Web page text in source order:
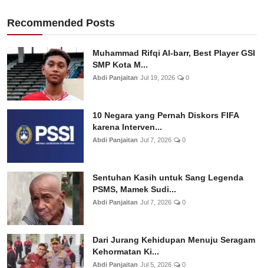
Recommended Posts
Muhammad Rifqi Al-barr, Best Player GSI
SMP Kota M...
Abdi Panjaitan Jul 19, 2026 0
10 Negara yang Pernah Diskors FIFA
karena Interven...
Abdi Panjaitan Jul 7, 2026 0
Sentuhan Kasih untuk Sang Legenda
PSMS, Mamek Sudi...
Abdi Panjaitan Jul 7, 2026 0
Dari Jurang Kehidupan Menuju Seragam
Kehormatan Ki...
Abdi Panjaitan Jul 5, 2026 0